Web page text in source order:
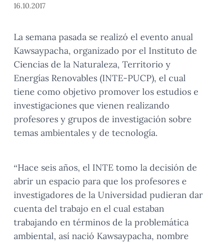
16.10.2017
La semana pasada se realizó el evento anual
Kawsaypacha, organizado por el Instituto de
Ciencias de la Naturaleza, Territorio y
Energías Renovables (INTE-PUCP), el cual
tiene como objetivo promover los estudios e
investigaciones que vienen realizando
profesores y grupos de investigación sobre
temas ambientales y de tecnología.
“Hace seis años, el INTE tomo la decisión de
abrir un espacio para que los profesores e
investigadores de la Universidad pudieran dar
cuenta del trabajo en el cual estaban
trabajando en términos de la problemática
ambiental, así nació Kawsaypacha, nombre